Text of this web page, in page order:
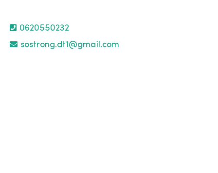
0620550232
sostrong.dt1@gmail.com